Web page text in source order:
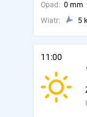
Opad: 0 mm
Wiatr:
5
11:00